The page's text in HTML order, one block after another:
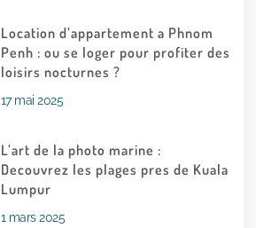
Location d’appartement a Phnom
Penh : ou se loger pour profiter des
loisirs nocturnes ?
17 mai 2025
L’art de la photo marine :
Decouvrez les plages pres de Kuala
Lumpur
1 mars 2025